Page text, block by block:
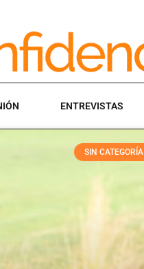
ENTREVISTAS
SIN CATEGORÍA